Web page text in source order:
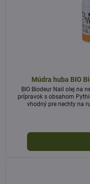
Múdra huba BIO
BIO Biodeur Nail olej na
prípravok s obsahom
vhodný pre nechty na
plesňovým